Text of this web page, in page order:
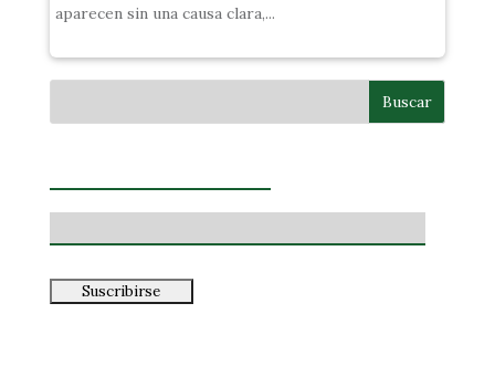
aparecen sin una causa clara,...